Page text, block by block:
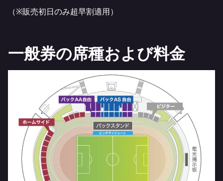
（※販売初日のみ超早割適用）
一般券の席種および料金